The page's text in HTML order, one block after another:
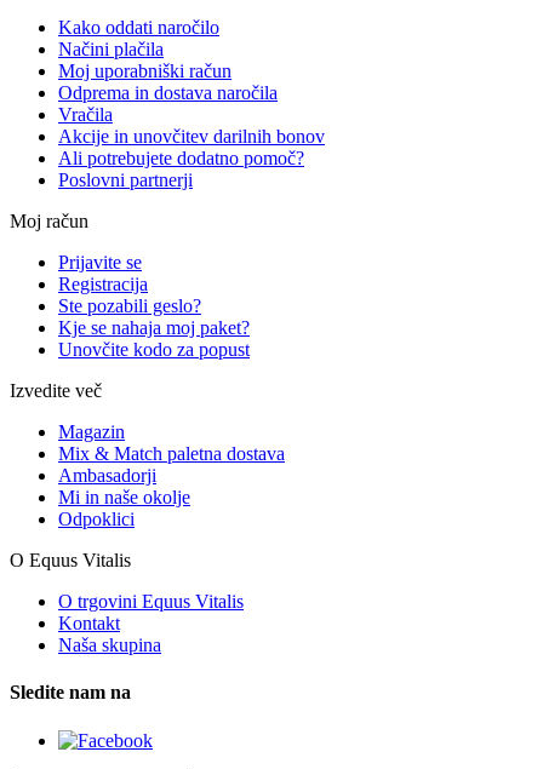
Kako oddati naročilo
Načini plačila
Moj uporabniški račun
Odprema in dostava naročila
Vračila
Akcije in unovčitev darilnih bonov
Ali potrebujete dodatno pomoč?
Poslovni partnerji
Moj račun
Prijavite se
Registracija
Ste pozabili geslo?
Kje se nahaja moj paket?
Unovčite kodo za popust
Izvedite več
Magazin
Mix & Match paletna dostava
Ambasadorji
Mi in naše okolje
Odpoklici
O Equus Vitalis
O trgovini Equus Vitalis
Kontakt
Naša skupina
Sledite nam na